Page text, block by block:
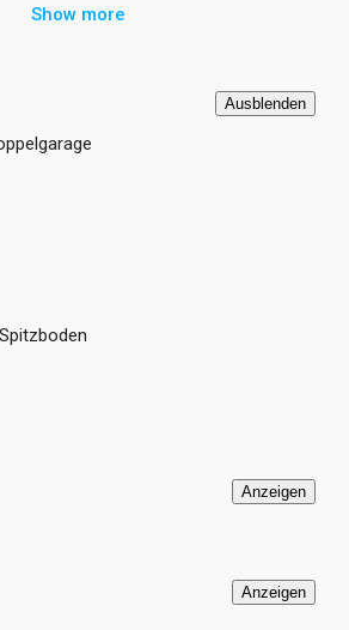
zur Verfügung. Das
und ein Schlafzimmer mit
für die Eltern. Im ausgebauten
Abstellräume und eine
Show more
Ausblenden
Anzeigen
Anzeigen